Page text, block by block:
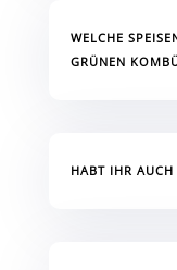
WELCHE
GRÜNEN
HABT IHR